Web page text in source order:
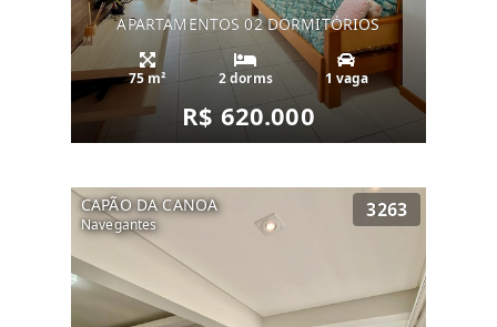
APARTAMENTOS 02 DORMITÓRIOS
75 m² 2 dorms 1 vaga
R$ 620.000
CAPÃO DA CANOA
Navegantes
3263